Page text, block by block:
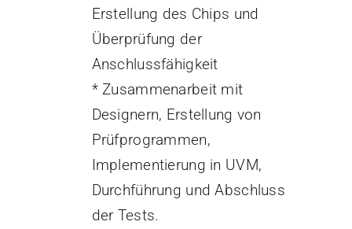
Erstellung des Chips und
Überprüfung der
Anschlussfähigkeit
* Zusammenarbeit mit
Designern, Erstellung von
Prüfprogrammen,
Implementierung in UVM,
Durchführung und Abschluss
der Tests.